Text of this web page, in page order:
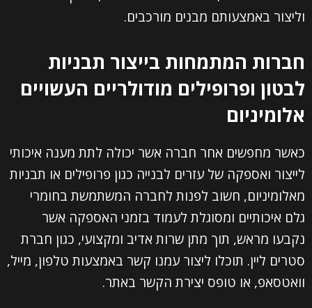
וליצור באמצעותם מבנים מורכבים.
חברות המתמחות בייצור תבניות
לבטון ופרופילים מודולריים העשויים
אלומיניום
כאשר מחפשים אחר חברה אשר יכולה לתת מענה איכותי
לייצור ואספקה של עזרים לבנייה כגון פרופילים או תבניות
מאלומיניום, חשוב לפנות לחברה המשתמשת בחומרי
גלם איכותיים ומסוגלת לעמוד בזמני האספקה אשר
נקבעו מראש, תוך מתן שרות אדיב ומקצועי, כגון חברת
סטרים ליין. תוכלו ליצור עמנו קשר באמצעות טלפון, מייל,
וואטסאפ, או טופס יצירת הקשר באתר.
האימייל שלך (חובה)
הטלפון שלך (חובה)